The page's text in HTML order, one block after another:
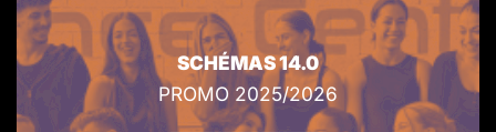
SCHÉMAS 14.0
PROMO 2025/2026